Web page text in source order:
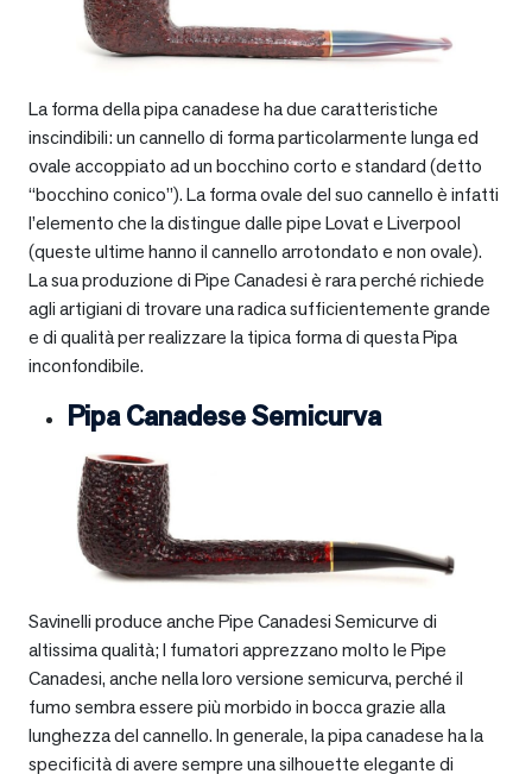
La forma della pipa canadese ha due caratteristiche
inscindibili: un cannello di forma particolarmente lunga ed
ovale accoppiato ad un bocchino corto e standard (detto
“bocchino conico”). La forma ovale del suo cannello è infatti
l’elemento che la distingue dalle pipe Lovat e Liverpool
(queste ultime hanno il cannello arrotondato e non ovale).
La sua produzione di Pipe Canadesi è rara perché richiede
agli artigiani di trovare una radica sufficientemente grande
e di qualità per realizzare la tipica forma di questa Pipa
inconfondibile.
Pipa Canadese Semicurva
Savinelli produce anche Pipe Canadesi Semicurve di
altissima qualità; I fumatori apprezzano molto le Pipe
Canadesi, anche nella loro versione semicurva, perché il
fumo sembra essere più morbido in bocca grazie alla
lunghezza del cannello. In generale, la pipa canadese ha la
specificità di avere sempre una silhouette elegante di